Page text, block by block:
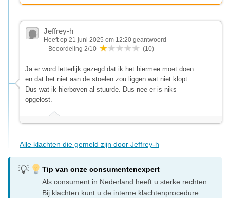
Jeffrey-h
Heeft op 21 juni 2025 om 12:20 geantwoord
Beoordeling 2/10
(10)
Ja er word letterlijk gezegd dat ik het hiermee moet doen
en dat het niet aan de stoelen zou liggen wat niet klopt.
Dus wat ik hierboven al stuurde. Dus nee er is niks
opgelost.
Alle klachten die gemeld zijn door Jeffrey-h
Tip van onze consumentenexpert
Als consument in Nederland heeft u sterke rechten.
Bij klachten kunt u de interne klachtenprocedure